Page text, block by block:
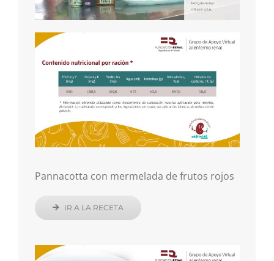
Pannacotta con mermelada de frutos rojos
IR A LA RECETA